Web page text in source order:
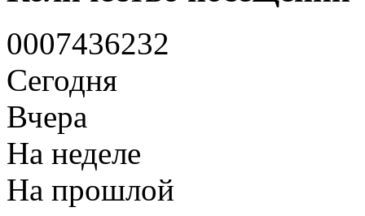
0007436232
Сегодня
Вчера
На неделе
На прошлой